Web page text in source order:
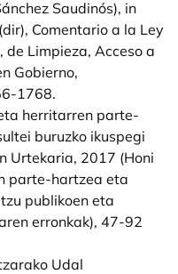
Saudinós), in
Comentario a la Ley
Limpieza, Acceso a
Gobierno,
1768.
herritarren parte-
buruzko ikuspegi
Urtekaria, 2017 (Honi
parte-hartzea eta
publikoen eta
erronkak), 47-92
Udal